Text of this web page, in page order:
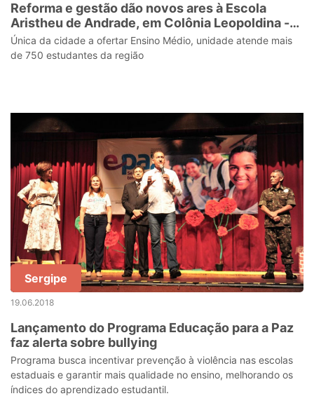
Reforma e gestão dão novos ares à Escola
Aristheu de Andrade, em Colônia Leopoldina -
AL
Única da cidade a ofertar Ensino Médio, unidade atende mais
de 750 estudantes da região
Sergipe
19.06.2018
Lançamento do Programa Educação para a Paz
faz alerta sobre bullying
Programa busca incentivar prevenção à violência nas escolas
estaduais e garantir mais qualidade no ensino, melhorando os
índices do aprendizado estudantil.